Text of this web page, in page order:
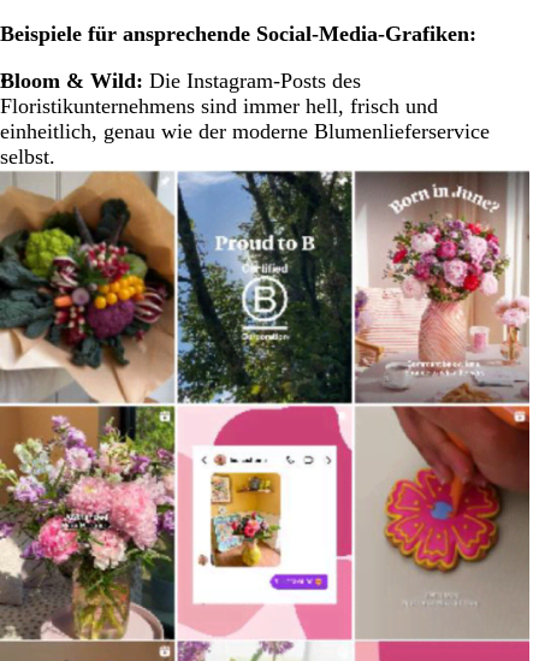
Beispiele für ansprechende Social-Media-Grafiken:
Bloom & Wild: Die Instagram-Posts des
Floristikunternehmens sind immer hell, frisch und
einheitlich, genau wie der moderne Blumenlieferservice
selbst.